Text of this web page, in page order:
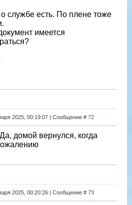
службе есть. По плене тоже
имеется
2025, 00:19:07 | Сообщение # 72
домой вернулся, когда
2025, 00:20:26 | Сообщение # 73